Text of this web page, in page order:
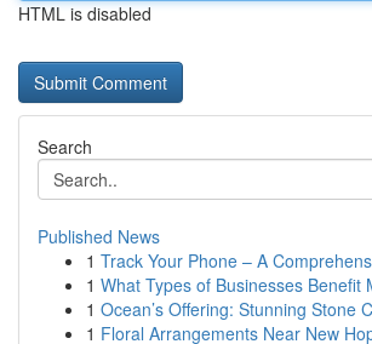
HTML is disabled
Search
Published News
1 Track Your Phone – A
1 What Types of Businesses Benefit
1 Ocean’s Offering: Stunning Stone
1 Floral Arrangements Near New